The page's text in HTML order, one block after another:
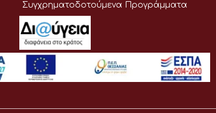
Συγχρηματοδοτούμενα Προγράμματα